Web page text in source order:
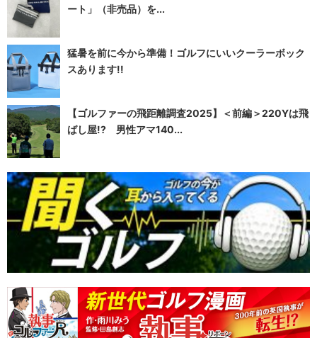
ート」（非売品）を...
猛暑を前に今から準備！ゴルフにいいクーラーボック
スあります!!
【ゴルファーの飛距離調査2025】＜前編＞220Yは飛
ばし屋!? 男性アマ140...